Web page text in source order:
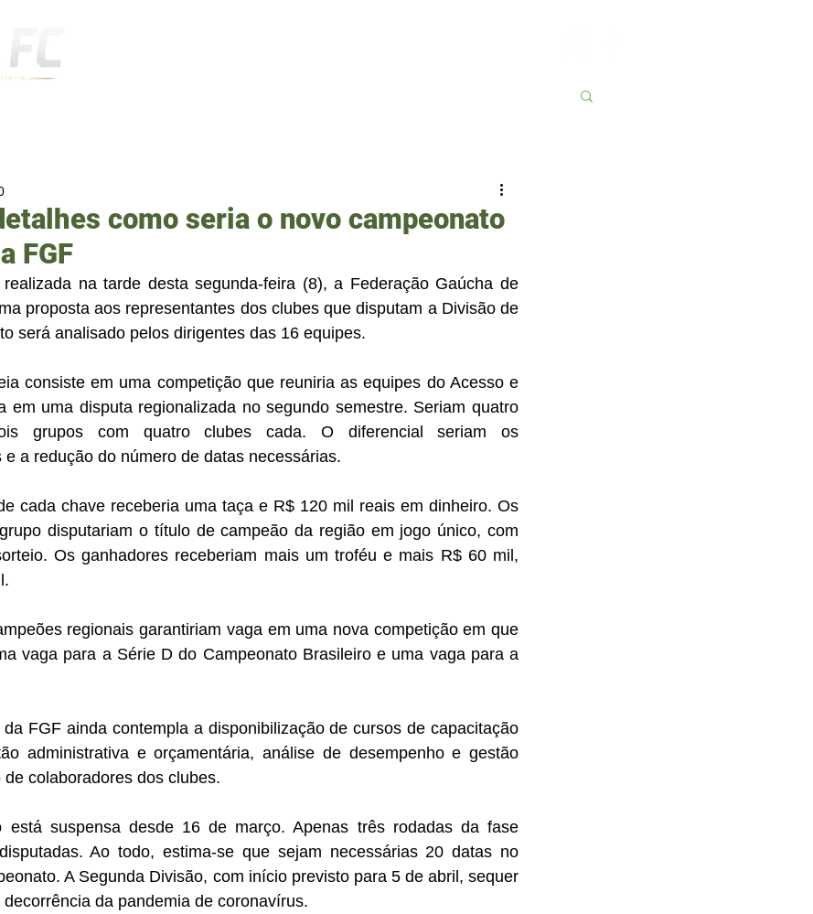
como seria o novo campeonato
FGF
realizada na tarde desta segunda-feira (8), a Federação Gaúcha de
proposta aos representantes dos clubes que disputam a Divisão de
será analisado pelos dirigentes das 16 equipes.
consiste em uma competição que reuniria as equipes do Acesso e
em uma disputa regionalizada no segundo semestre. Seriam quatro
grupos com quatro clubes cada. O diferencial seriam os
a redução do número de datas necessárias.
cada chave receberia uma taça e R$ 120 mil reais em dinheiro. Os
disputariam o título de campeão da região em jogo único, com
Os ganhadores receberiam mais um troféu e mais R$ 60 mil,
regionais garantiriam vaga em uma nova competição em que
vaga para a Série D do Campeonato Brasileiro e uma vaga para a
FGF ainda contempla a disponibilização de cursos de capacitação
administrativa e orçamentária, análise de desempenho e gestão
colaboradores dos clubes.
está suspensa desde 16 de março. Apenas três rodadas da fase
Ao todo, estima-se que sejam necessárias 20 datas no
A Segunda Divisão, com início previsto para 5 de abril, sequer
da pandemia de coronavírus.